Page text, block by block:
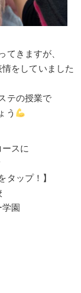
てきますが、
をしていました
テの授業で
う
スに
タップ！】
園